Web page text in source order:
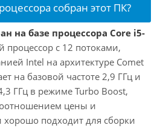
собран этот ПК?
на базе процессора Core i5-
процессор с 12 потоками,
Intel на архитектуре Comet
на базовой частоте 2,9 ГГц и
ГГц в режиме Turbo Boost,
цены и
хорошо подходит для сборки